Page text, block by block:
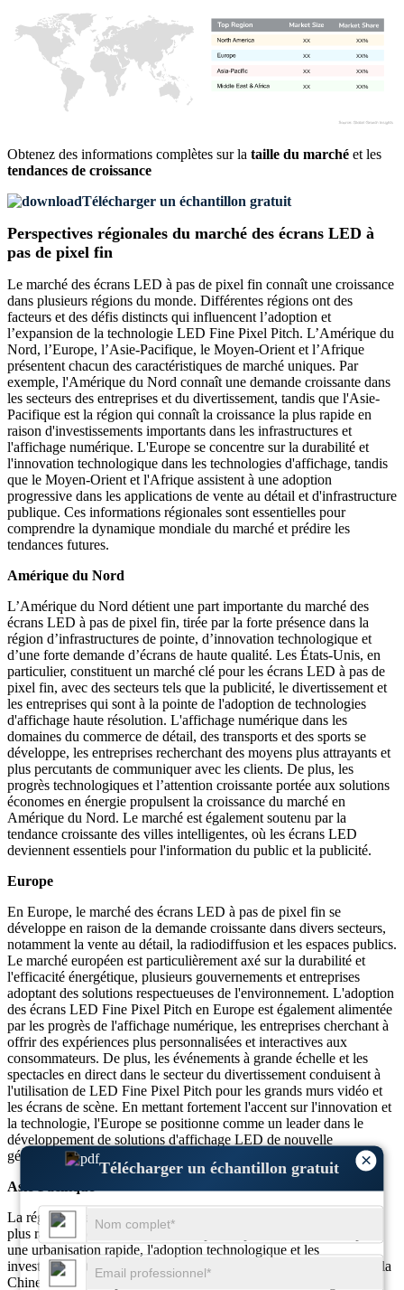
×
Télécharger un échantillon gratuit
XX%
XX
XX%
XX
XX%
XX
XX%
XX
Obtenez des informations complètes sur la taille du marché et les
tendances de croissance
Télécharger un échantillon gratuit
Perspectives régionales du marché des écrans LED à
pas de pixel fin
Le marché des écrans LED à pas de pixel fin connaît une croissance
dans plusieurs régions du monde. Différentes régions ont des
facteurs et des défis distincts qui influencent l’adoption et
l’expansion de la technologie LED Fine Pixel Pitch. L’Amérique du
Nord, l’Europe, l’Asie-Pacifique, le Moyen-Orient et l’Afrique
présentent chacun des caractéristiques de marché uniques. Par
exemple, l'Amérique du Nord connaît une demande croissante dans
les secteurs des entreprises et du divertissement, tandis que l'Asie-
Pacifique est la région qui connaît la croissance la plus rapide en
raison d'investissements importants dans les infrastructures et
l'affichage numérique. L'Europe se concentre sur la durabilité et
l'innovation technologique dans les technologies d'affichage, tandis
que le Moyen-Orient et l'Afrique assistent à une adoption
progressive dans les applications de vente au détail et d'infrastructure
publique. Ces informations régionales sont essentielles pour
comprendre la dynamique mondiale du marché et prédire les
tendances futures.
Amérique du Nord
L’Amérique du Nord détient une part importante du marché des
écrans LED à pas de pixel fin, tirée par la forte présence dans la
région d’infrastructures de pointe, d’innovation technologique et
d’une forte demande d’écrans de haute qualité. Les États-Unis, en
particulier, constituent un marché clé pour les écrans LED à pas de
pixel fin, avec des secteurs tels que la publicité, le divertissement et
les entreprises qui sont à la pointe de l'adoption de technologies
d'affichage haute résolution. L'affichage numérique dans les
domaines du commerce de détail, des transports et des sports se
développe, les entreprises recherchant des moyens plus attrayants et
plus percutants de communiquer avec les clients. De plus, les
progrès technologiques et l’attention croissante portée aux solutions
économes en énergie propulsent la croissance du marché en
Amérique du Nord. Le marché est également soutenu par la
tendance croissante des villes intelligentes, où les écrans LED
deviennent essentiels pour l'information du public et la publicité.
Europe
En Europe, le marché des écrans LED à pas de pixel fin se
développe en raison de la demande croissante dans divers secteurs,
notamment la vente au détail, la radiodiffusion et les espaces publics.
Le marché européen est particulièrement axé sur la durabilité et
l'efficacité énergétique, plusieurs gouvernements et entreprises
adoptant des solutions respectueuses de l'environnement. L'adoption
des écrans LED Fine Pixel Pitch en Europe est également alimentée
par les progrès de l'affichage numérique, les entreprises cherchant à
offrir des expériences plus personnalisées et interactives aux
consommateurs. De plus, les événements à grande échelle et les
spectacles en direct dans le secteur du divertissement conduisent à
l'utilisation de LED Fine Pixel Pitch pour les grands murs vidéo et
les écrans de scène. En mettant fortement l'accent sur l'innovation et
la technologie, l'Europe se positionne comme un leader dans le
développement de solutions d'affichage LED de nouvelle
génération.
Asie-Pacifique
La région Asie-Pacifique est le marché qui connaît la croissance la
plus rapide pour les écrans LED à pas de pixel fin, alimentée par
une urbanisation rapide, l'adoption technologique et les
investissements dans l'infrastructure numérique. Des pays comme la
Chine, l’Inde, le Japon et la Corée du Sud sont à l’avant-garde de